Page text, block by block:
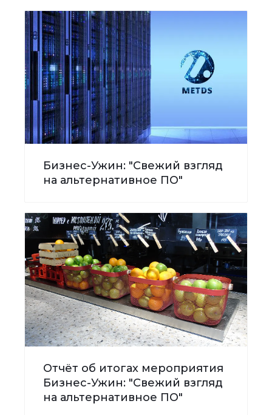
Бизнес-Ужин: "Свежий взгляд
на альтернативное ПО"
Отчёт об итогах мероприятия
Бизнес-Ужин: "Свежий взгляд
на альтернативное ПО"